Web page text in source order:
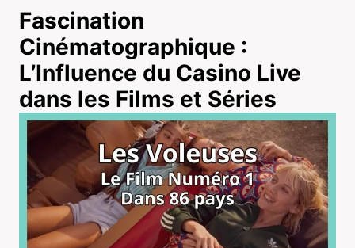
Fascination
Cinématographique :
L’Influence du Casino Live
dans les Films et Séries